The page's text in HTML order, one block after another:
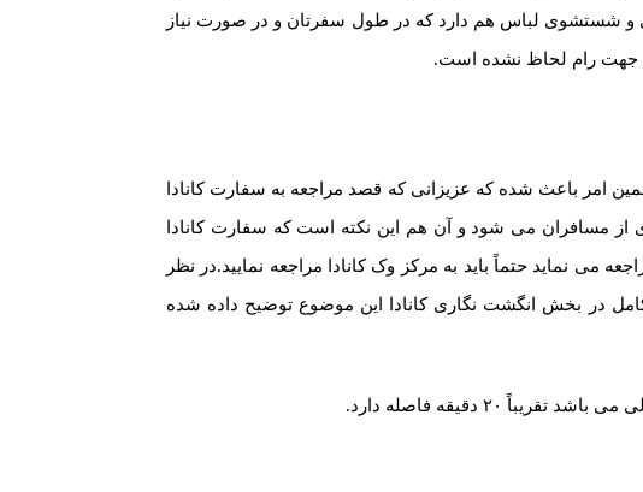
و شستشوی لباس هم دارد که در طول سفرتان و در صورت نیاز
جهت رام لحاظ نشده است.
و پیاده تا سفارت کانادا در حدود ۲ دقیقه فاصله دارد و همین امر باعث شده که عزیزانی که قصد مراجعه به سفارت کانادا
از مسافران می شود و آن هم این نکته است که سفارت کانادا
می نماید حتماً باید به مرکز وک کانادا مراجعه نمایید.در نظر
در بخش انگشت نگاری کانادا این موضوع توضیح داده شده
دقیقه فاصله دارد.